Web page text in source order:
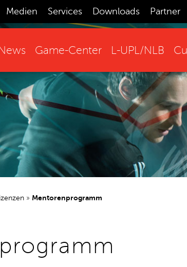
Medien Services Downloads Partner
News Game-Center L-UPL/NLB
» Mentorenprogramm